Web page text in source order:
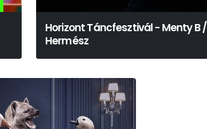
Horizont Táncfesztivál - Menty B /
Hermész